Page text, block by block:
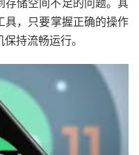
储空间不足的问题。其
具，只要掌握正确的操作
持流畅运行。